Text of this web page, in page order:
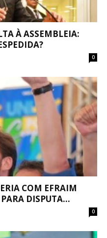
À ASSEMBLEIA:
0
COM EFRAIM
DISPUTA...
0